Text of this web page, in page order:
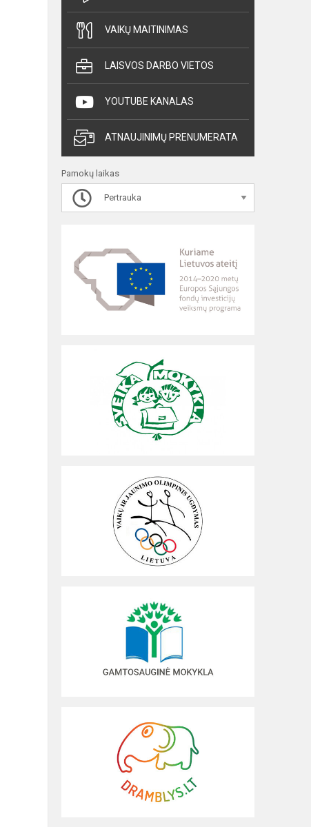
VAIKŲ MAITINIMAS
LAISVOS DARBO VIETOS
YOUTUBE KANALAS
ATNAUJINIMŲ PRENUMERATA
Pamokų laikas
Pertrauka